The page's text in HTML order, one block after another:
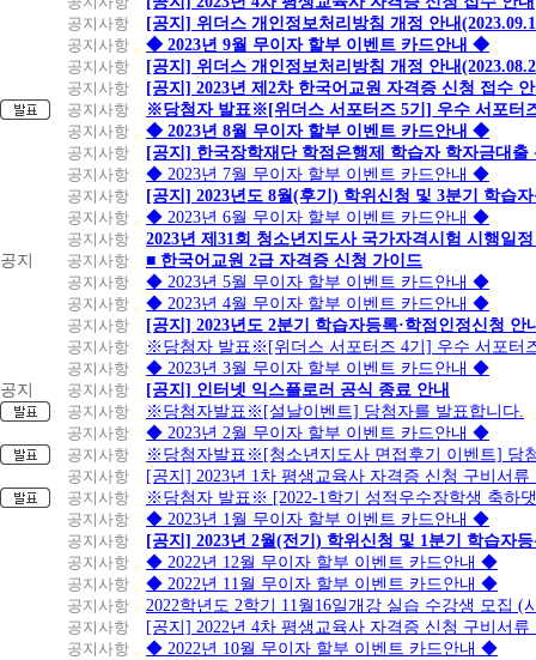
공지사항
[공지] 위더스 개인정보처리방침 개정 안내
공지사항
◆ 2023년 9월 무이자 할부 이벤트 카드안내 ◆
공지사항
[공지] 위더스 개인정보처리방침 개정 안내
공지사항
[공지] 2023년 제2차 한국어교원 자격증 신청 접수
공지사항
※당첨자 발표※[위더스 서포터즈 5기] 우수 서포터
공지사항
◆ 2023년 8월 무이자 할부 이벤트 카드안내 ◆
공지사항
[공지] 한국장학재단 학점은행제 학습자 학자금대출
공지사항
◆ 2023년 7월 무이자 할부 이벤트 카드안내 ◆
공지사항
[공지] 2023년도 8월(후기) 학위신청 및 3분기 학습
공지사항
◆ 2023년 6월 무이자 할부 이벤트 카드안내 ◆
공지사항
2023년 제31회 청소년지도사 국가자격시험 시행일
공지
공지사항
■ 한국어교원 2급 자격증 신청 가이드
공지사항
◆ 2023년 5월 무이자 할부 이벤트 카드안내 ◆
공지사항
◆ 2023년 4월 무이자 할부 이벤트 카드안내 ◆
공지사항
[공지] 2023년도 2분기 학습자등록·학점인정신청 안
공지사항
※당첨자 발표※[위더스 서포터즈 4기] 우수 서포터
공지사항
◆ 2023년 3월 무이자 할부 이벤트 카드안내 ◆
공지
공지사항
[공지] 인터넷 익스플로러 공식 종료 안내
공지사항
※당첨자발표※[설날이벤트] 당첨자를 발표합니다.
공지사항
◆ 2023년 2월 무이자 할부 이벤트 카드안내 ◆
공지사항
※당첨자발표※[청소년지도사 면접후기 이벤트] 당
공지사항
[공지] 2023년 1차 평생교육사 자격증 신청 구비서류
공지사항
※당첨자 발표※ [2022-1학기 성적우수장학생 축하
공지사항
◆ 2023년 1월 무이자 할부 이벤트 카드안내 ◆
공지사항
[공지] 2023년 2월(전기) 학위신청 및 1분기 학습자
공지사항
◆ 2022년 12월 무이자 할부 이벤트 카드안내 ◆
공지사항
◆ 2022년 11월 무이자 할부 이벤트 카드안내 ◆
공지사항
2022학년도 2학기 11월16일개강 실습 수강생 모집
공지사항
[공지] 2022년 4차 평생교육사 자격증 신청 구비서류
공지사항
◆ 2022년 10월 무이자 할부 이벤트 카드안내 ◆